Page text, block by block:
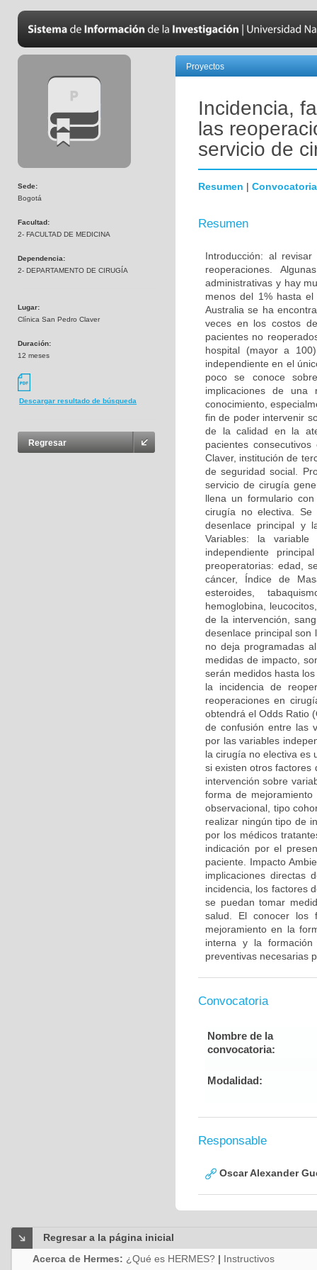
Sede:
Bogotá
Facultad:
2- FACULTAD DE MEDICINA
Dependencia:
2- DEPARTAMENTO DE CIRUGÍA
Lugar:
Clínica San Pedro Claver
Duración:
12 meses
Descargar resultado de búsqueda
Regresar
Proyectos
Incidencia,
las
servicio de
Resumen | Convocatoria
Resumen
Introducción: al
reoperaciones.
administrativas y hay
menos del 1% hasta
Australia se ha
veces en los costos
pacientes no
hospital (mayor a
independiente en el
poco se conoce
implicaciones de
conocimiento,
fin de poder intervenir
de la calidad en la
pacientes
Claver, institución de
de seguridad social.
servicio de cirugía
llena un formulario
cirugía no electiva. Se
desenlace principal y
Variables: la
independiente
preoperatorias: edad,
cáncer, Índice de
esteroides,
hemoglobina,
de la intervención,
desenlace principal son
no deja programadas
medidas de impacto,
serán medidos hasta
la incidencia de
reoperaciones en
obtendrá el Odds Ratio
de confusión entre las
por las variables
la cirugía no electiva es
si existen otros factores
intervención sobre
forma de
observacional, tipo
realizar ningún tipo de
por los médicos
indicación por el
paciente. Impacto
implicaciones directas
incidencia, los factores
se puedan tomar
salud. El conocer los
mejoramiento en la
interna y la
preventivas necesarias
Convocatoria
Nombre de la
convocatoria:
Modalidad:
Responsable
Oscar Alexander
Regresar a la página inicial
Acerca de Hermes: ¿Qué es HERMES? | Instructivos